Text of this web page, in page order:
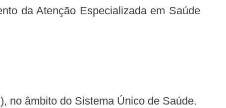
no âmbito do Sistema Único de Saúde.